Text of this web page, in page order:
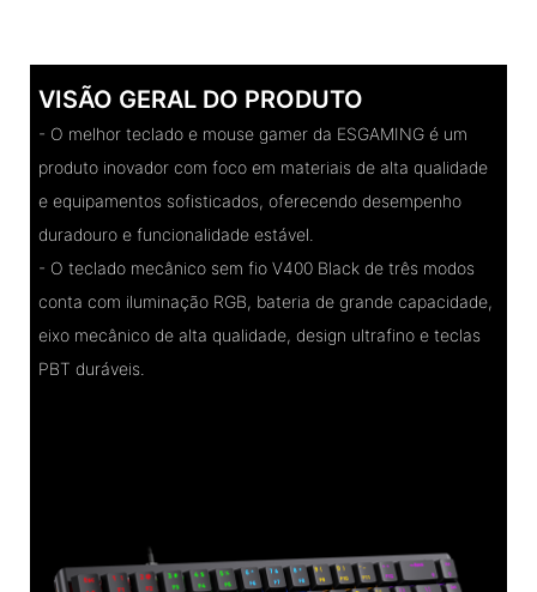
VISÃO GERAL DO PRODUTO
- O melhor teclado e mouse gamer da ESGAMING é um
produto inovador com foco em materiais de alta qualidade
e equipamentos sofisticados, oferecendo desempenho
duradouro e funcionalidade estável.
- O teclado mecânico sem fio V400 Black de três modos
conta com iluminação RGB, bateria de grande capacidade,
eixo mecânico de alta qualidade, design ultrafino e teclas
PBT duráveis.